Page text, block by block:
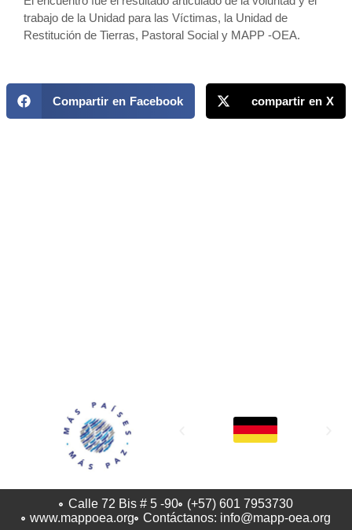
trabajo de la Unidad para las Víctimas, la Unidad de
Restitución de Tierras, Pastoral Social y MAPP -OEA.
Compartir en Facebook compartir en X
Calle 72 Bis # 5 -90
(+57) 601 7953730
www.mappoea.org
Contáctanos: info@mapp-oea.org